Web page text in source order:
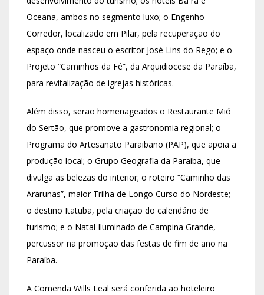
Oceana, ambos no segmento luxo; o Engenho
Corredor, localizado em Pilar, pela recuperação do
espaço onde nasceu o escritor José Lins do Rego; e o
Projeto “Caminhos da Fé”, da Arquidiocese da Paraíba,
para revitalização de igrejas históricas.
Além disso, serão homenageados o Restaurante Mió
do Sertão, que promove a gastronomia regional; o
Programa do Artesanato Paraibano (PAP), que apoia a
produção local; o Grupo Geografia da Paraíba, que
divulga as belezas do interior; o roteiro “Caminho das
Ararunas”, maior Trilha de Longo Curso do Nordeste;
o destino Itatuba, pela criação do calendário de
turismo; e o Natal Iluminado de Campina Grande,
percussor na promoção das festas de fim de ano na
Paraíba.
A Comenda Wills Leal será conferida ao hoteleiro